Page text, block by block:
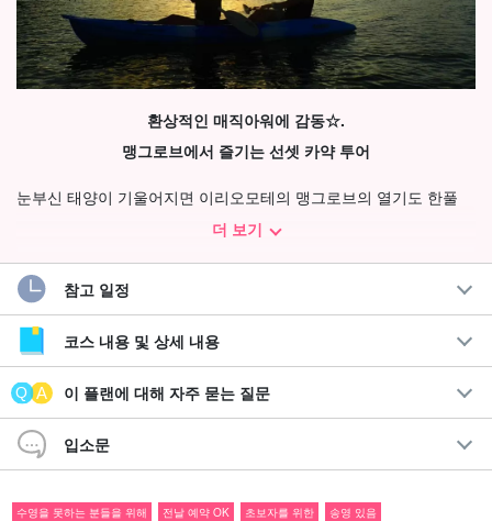
환상적인 매직아워에 감동☆.
맹그로브에서 즐기는 선셋 카약 투어
눈부신 태양이 기울어지면 이리오모테의 맹그로브의 열기도 한풀
꺾인다. 시시각각 변하는 맹그로브의 경치를 물 위에서 체험하는 투
어입니다.
더 보기
참고 일정
코스 내용 및 상세 내용
이 플랜에 대해 자주 묻는 질문
입소문
수영을 못하는 분들을 위해 전날 예약 OK 초보자를 위한
송영 있음